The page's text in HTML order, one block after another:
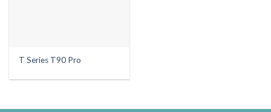
T Series T90 Pro